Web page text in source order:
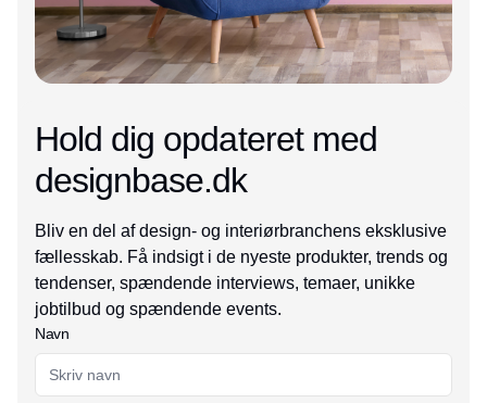
Hold dig opdateret med
designbase.dk
Bliv en del af design- og interiørbranchens eksklusive
fællesskab. Få indsigt i de nyeste produkter, trends og
tendenser, spændende interviews, temaer, unikke
jobtilbud og spændende events.
Navn